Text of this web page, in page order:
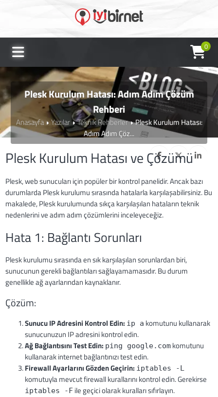
0
Plesk Kurulum Hatası: Adım Adım Çözüm
Rehberi
Anasayfa Yazılar Teknik Rehberler
Plesk Kurulum Hatası:
Adım Adım Çöz...
Plesk Kurulum Hatası ve Çözümü
Plesk, web sunucuları için popüler bir kontrol panelidir. Ancak bazı
durumlarda Plesk kurulumu sırasında hatalarla karşılaşabilirsiniz. Bu
makalede, Plesk kurulumunda sıkça karşılaşılan hataların teknik
nedenlerini ve adım adım çözümlerini inceleyeceğiz.
Hata 1: Bağlantı Sorunları
Plesk kurulumu sırasında en sık karşılaşılan sorunlardan biri,
sunucunun gerekli bağlantıları sağlayamamasıdır. Bu durum
genellikle ağ ayarlarından kaynaklanır.
Çözüm:
Sunucu IP Adresini Kontrol Edin: ip a komutunu kullanarak
sunucunuzun IP adresini kontrol edin.
Ağ Bağlantısını Test Edin: ping google.com komutunu
kullanarak internet bağlantınızı test edin.
Firewall Ayarlarını Gözden Geçirin: iptables -L
komutuyla mevcut firewall kurallarını kontrol edin. Gerekirse
iptables -F ile geçici olarak kuralları sıfırlayın.